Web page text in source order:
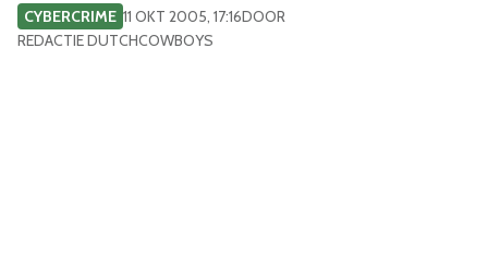
CYBERCRIME 11 OKT 2005, 17:16DOOR
REDACTIE DUTCHCOWBOYS